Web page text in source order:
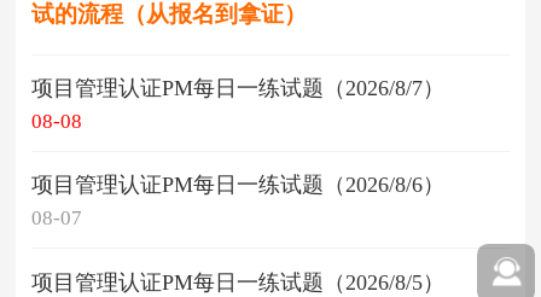
试的流程（从报名到拿证）
项目管理认证PM每日一练试题（2026/8/7）
08-08
项目管理认证PM每日一练试题（2026/8/6）
08-07
项目管理认证PM每日一练试题（2026/8/5）